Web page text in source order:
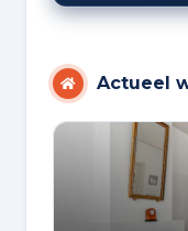
Actueel